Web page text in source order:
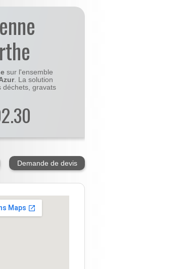
sur l'ensemble
. La solution
déchets, gravats
Demande de devis